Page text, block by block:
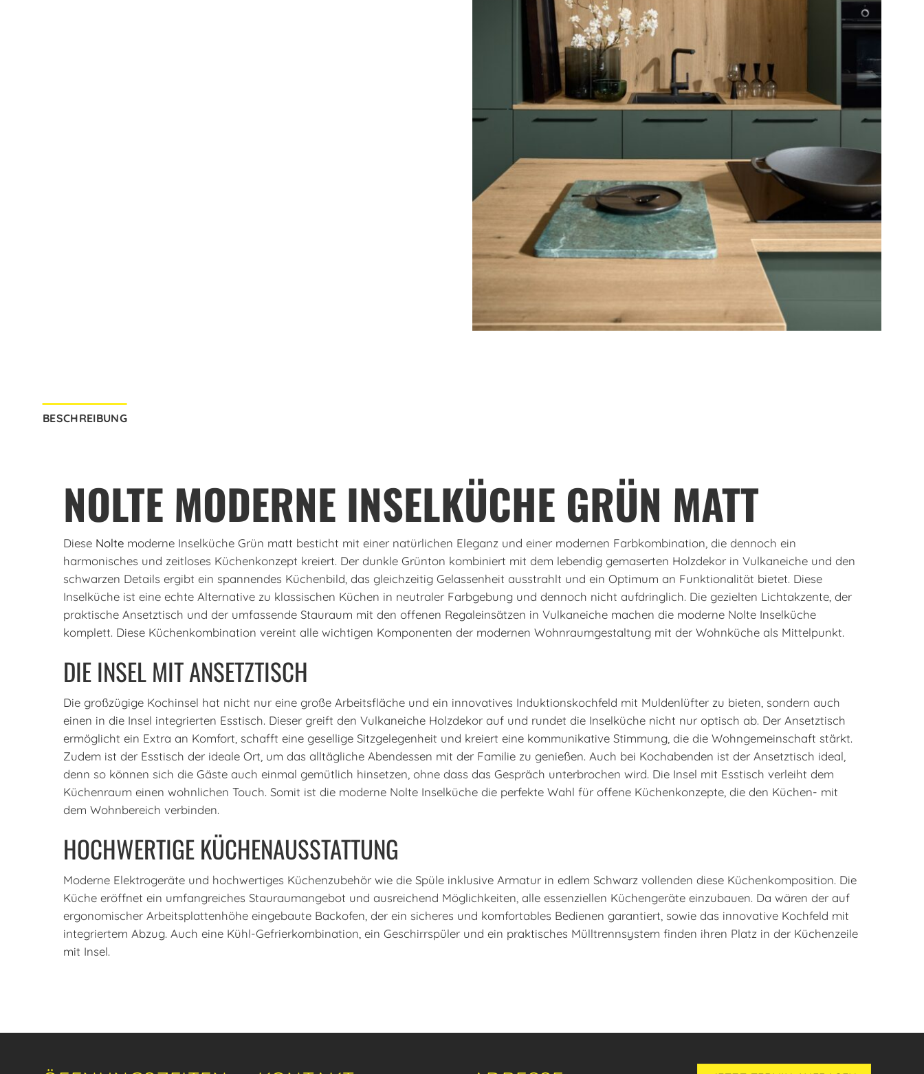
BESCHREIBUNG
NOLTE MODERNE INSELKÜCHE GRÜN MATT
Diese Nolte moderne Inselküche Grün matt besticht mit einer natürlichen Eleganz und einer modernen Farbkombination, die dennoch ein
harmonisches und zeitloses Küchenkonzept kreiert. Der dunkle Grünton kombiniert mit dem lebendig gemaserten Holzdekor in Vulkaneiche und den
schwarzen Details ergibt ein spannendes Küchenbild, das gleichzeitig Gelassenheit ausstrahlt und ein Optimum an Funktionalität bietet. Diese
Inselküche ist eine echte Alternative zu klassischen Küchen in neutraler Farbgebung und dennoch nicht aufdringlich. Die gezielten Lichtakzente, der
praktische Ansetztisch und der umfassende Stauraum mit den offenen Regaleinsätzen in Vulkaneiche machen die moderne Nolte Inselküche
komplett. Diese Küchenkombination vereint alle wichtigen Komponenten der modernen Wohnraumgestaltung mit der Wohnküche als Mittelpunkt.
DIE INSEL MIT ANSETZTISCH
Die großzügige Kochinsel hat nicht nur eine große Arbeitsfläche und ein innovatives Induktionskochfeld mit Muldenlüfter zu bieten, sondern auch
einen in die Insel integrierten Esstisch. Dieser greift den Vulkaneiche Holzdekor auf und rundet die Inselküche nicht nur optisch ab. Der Ansetztisch
ermöglicht ein Extra an Komfort, schafft eine gesellige Sitzgelegenheit und kreiert eine kommunikative Stimmung, die die Wohngemeinschaft stärkt.
Zudem ist der Esstisch der ideale Ort, um das alltägliche Abendessen mit der Familie zu genießen. Auch bei Kochabenden ist der Ansetztisch ideal,
denn so können sich die Gäste auch einmal gemütlich hinsetzen, ohne dass das Gespräch unterbrochen wird. Die Insel mit Esstisch verleiht dem
Küchenraum einen wohnlichen Touch. Somit ist die moderne Nolte Inselküche die perfekte Wahl für offene Küchenkonzepte, die den Küchen- mit
dem Wohnbereich verbinden.
HOCHWERTIGE KÜCHENAUSSTATTUNG
Moderne Elektrogeräte und hochwertiges Küchenzubehör wie die Spüle inklusive Armatur in edlem Schwarz vollenden diese Küchenkomposition. Die
Küche eröffnet ein umfangreiches Stauraumangebot und ausreichend Möglichkeiten, alle essenziellen Küchengeräte einzubauen. Da wären der auf
ergonomischer Arbeitsplattenhöhe eingebaute Backofen, der ein sicheres und komfortables Bedienen garantiert, sowie das innovative Kochfeld mit
integriertem Abzug. Auch eine Kühl-Gefrierkombination, ein Geschirrspüler und ein praktisches Mülltrennsystem finden ihren Platz in der Küchenzeile
mit Insel.